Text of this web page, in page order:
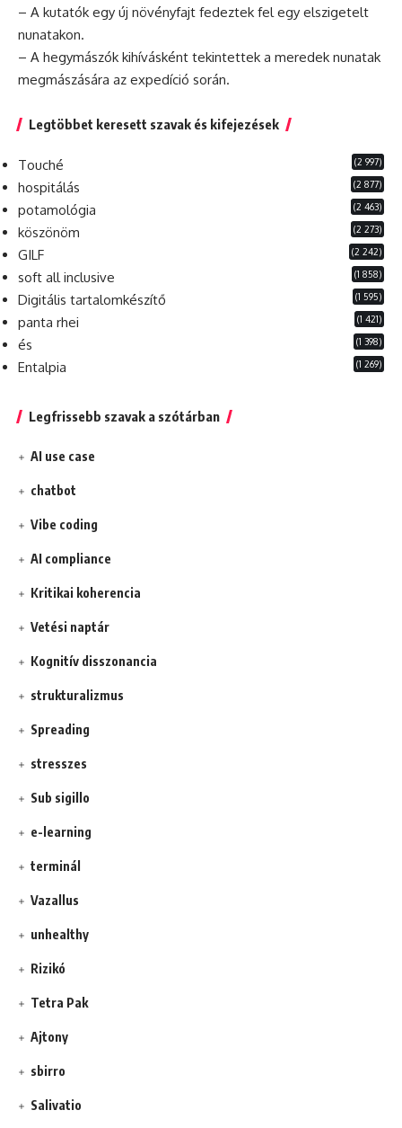
– A kutatók egy új növényfajt fedeztek fel egy elszigetelt
nunatakon.
– A hegymászók kihívásként tekintettek a meredek nunatak
megmászására az expedíció során.
Legtöbbet keresett szavak és kifejezések
Touché (2 997)
hospitálás (2 877)
potamológia (2 463)
köszönöm (2 273)
GILF (2 242)
soft all inclusive (1 858)
Digitális tartalomkészítő (1 595)
panta rhei (1 421)
és (1 398)
Entalpia (1 269)
Legfrissebb szavak a szótárban
AI use case
chatbot
Vibe coding
AI compliance
Kritikai koherencia
Vetési naptár
Kognitív disszonancia
strukturalizmus
Spreading
stresszes
Sub sigillo
e-learning
terminál
Vazallus
unhealthy
Rizikó
Tetra Pak
Ajtony
sbirro
Salivatio